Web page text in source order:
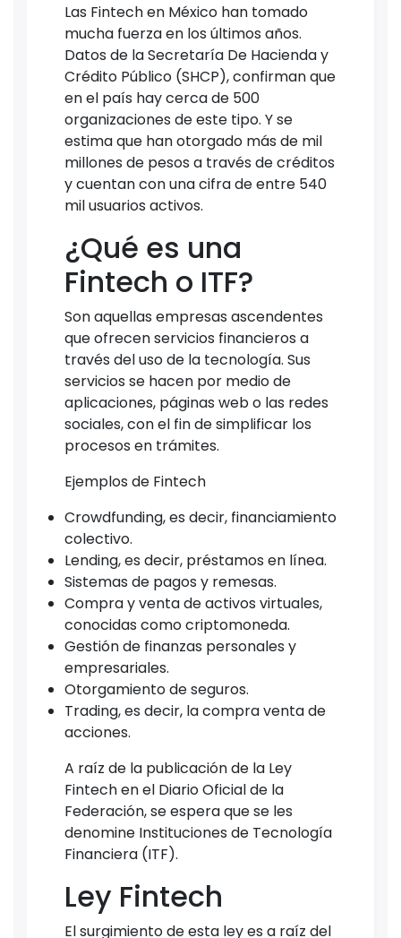
Las Fintech en México han tomado
mucha fuerza en los últimos años.
Datos de la Secretaría De Hacienda y
Crédito Público (SHCP), confirman que
en el país hay cerca de 500
organizaciones de este tipo. Y se
estima que han otorgado más de mil
millones de pesos a través de créditos
y cuentan con una cifra de entre 540
mil usuarios activos.
¿Qué es una
Fintech o ITF?
Son aquellas empresas ascendentes
que ofrecen servicios financieros a
través del uso de la tecnología. Sus
servicios se hacen por medio de
aplicaciones, páginas web o las redes
sociales, con el fin de simplificar los
procesos en trámites.
Ejemplos de Fintech
Crowdfunding, es decir, financiamiento
colectivo.
Lending, es decir, préstamos en línea.
Sistemas de pagos y remesas.
Compra y venta de activos virtuales,
conocidas como criptomoneda.
Gestión de finanzas personales y
empresariales.
Otorgamiento de seguros.
Trading, es decir, la compra venta de
acciones.
A raíz de la publicación de la Ley
Fintech en el Diario Oficial de la
Federación, se espera que se les
denomine Instituciones de Tecnología
Financiera (ITF).
Ley Fintech
El surgimiento de esta ley es a raíz del